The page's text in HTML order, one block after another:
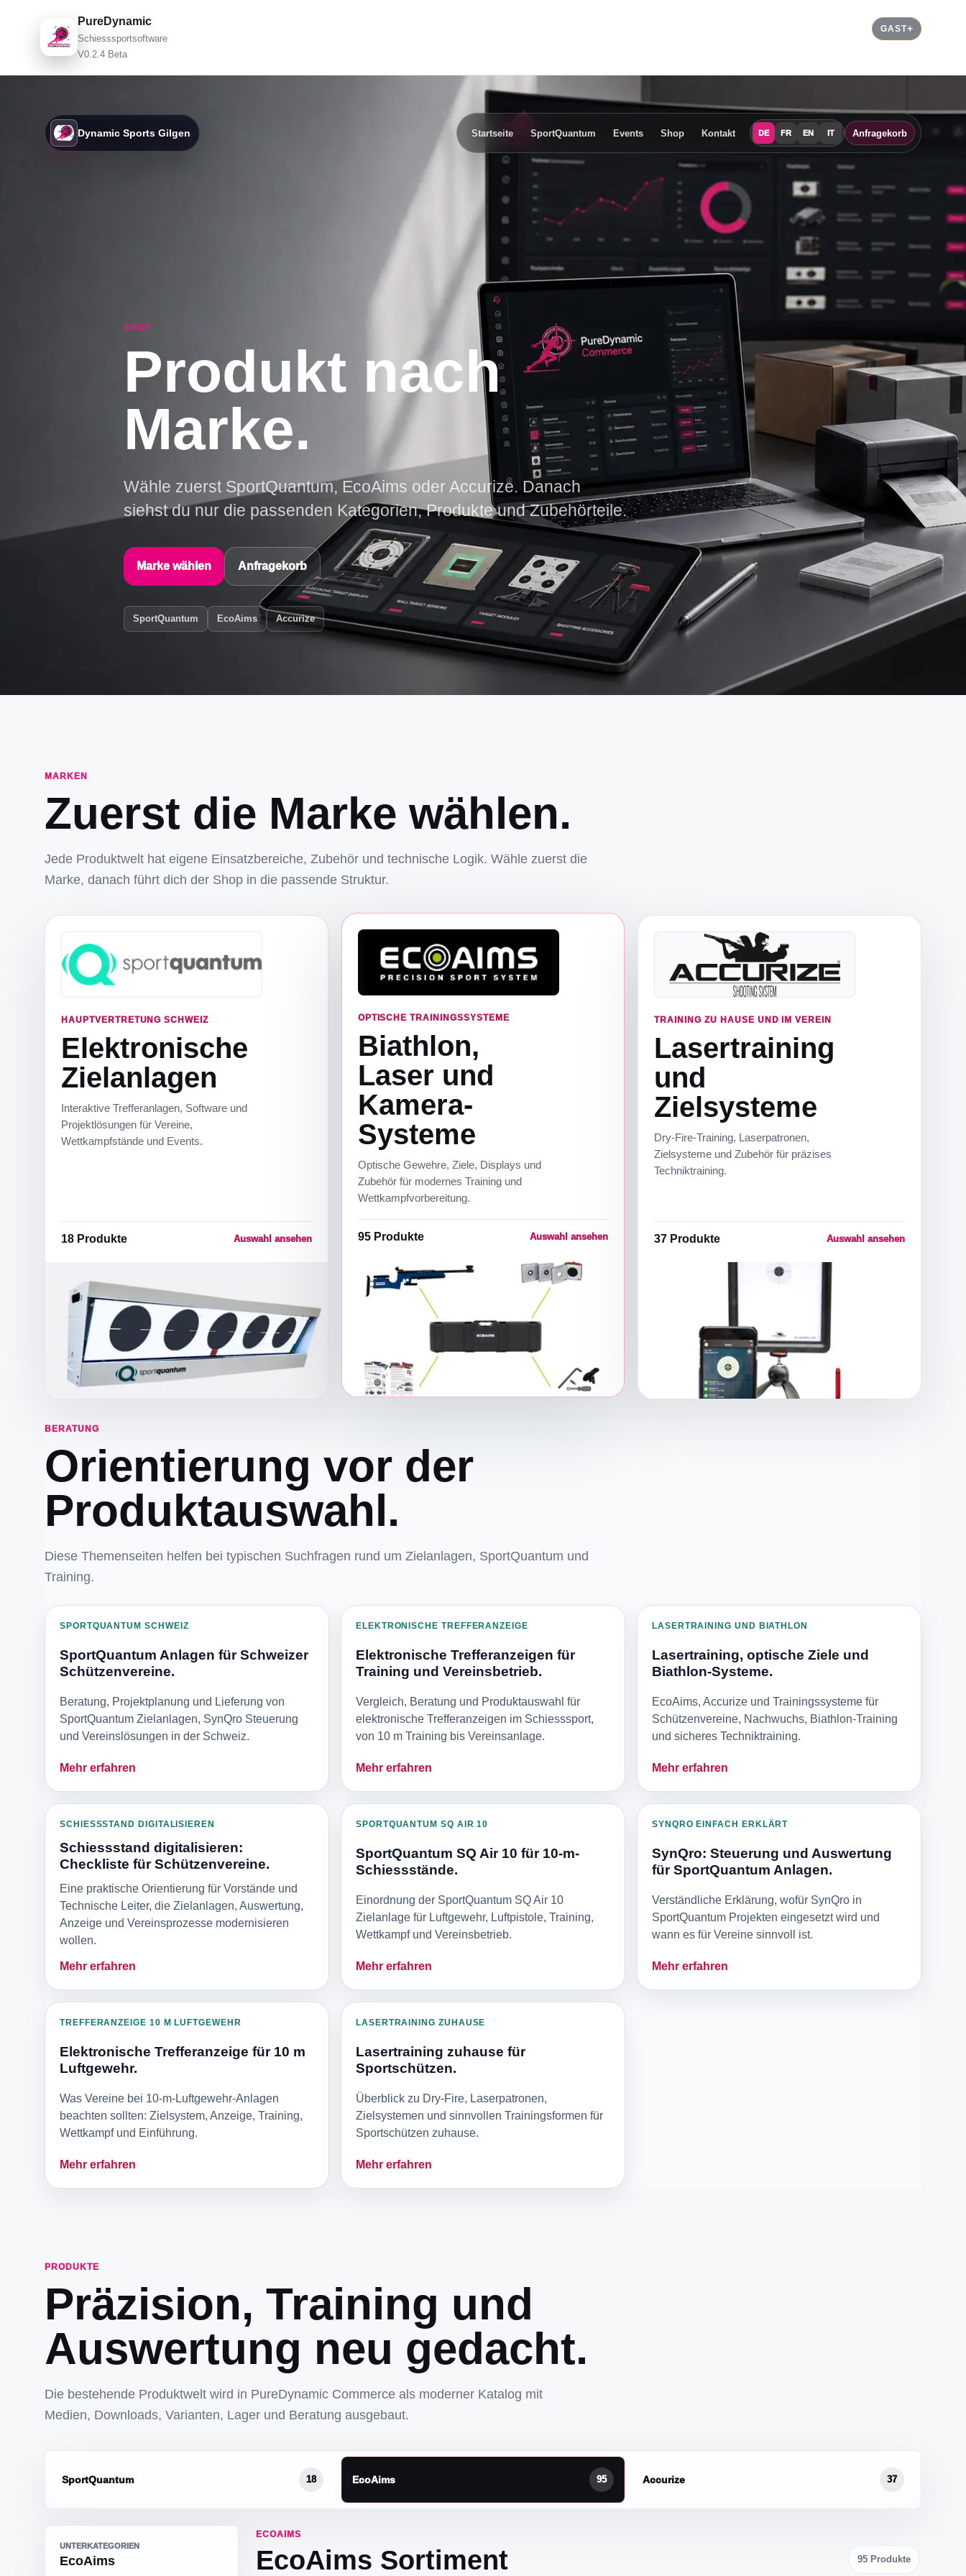
PureDynamic
Schiesssportsoftware
V0.2.4 Beta
GAST
Dynamic Sports Gilgen Startseite SportQuantum Events Shop Kontakt DE FR EN IT Anfragekorb
SHOP
Produkt nach
Marke.
Wähle zuerst SportQuantum, EcoAims oder Accurize. Danach
siehst du nur die passenden Kategorien, Produkte und Zubehörteile.
Marke wählen Anfragekorb
SportQuantum EcoAims Accurize
MARKEN
Zuerst die Marke wählen.
Jede Produktwelt hat eigene Einsatzbereiche, Zubehör und technische Logik. Wähle zuerst die
Marke, danach führt dich der Shop in die passende Struktur.
HAUPTVERTRETUNG SCHWEIZ
Elektronische
Zielanlagen
Interaktive Trefferanlagen, Software und
Projektlösungen für Vereine,
Wettkampfstände und Events.
18 Produkte Auswahl ansehen
OPTISCHE TRAININGSSYSTEME
Biathlon,
Laser und
Kamera-
Systeme
Optische Gewehre, Ziele, Displays und
Zubehör für modernes Training und
Wettkampfvorbereitung.
95Produkte Auswahl ansehen
TRAINING ZU HAUSE UND IM VEREIN
Lasertraining
und
Zielsysteme
Dry-Fire-Training, Laserpatronen,
Zielsysteme und Zubehör für präzises
Techniktraining.
37 Produkte Auswahl ansehen
BERATUNG
Orientierung vor der
Produktauswahl.
Diese Themenseiten helfen bei typischen Suchfragen rund um Zielanlagen, SportQuantum und
Training.
SPORTQUANTUM SCHWEIZ
SportQuantum Anlagen für Schweizer
Schützenvereine.
Beratung, Projektplanung und Lieferung von
SportQuantum Zielanlagen, SynQro Steuerung
und Vereinslösungen in der Schweiz.
Mehr erfahren
ELEKTRONISCHE TREFFERANZEIGE
Elektronische Trefferanzeigen für
Training und Vereinsbetrieb.
Vergleich, Beratung und Produktauswahl für
elektronische Trefferanzeigen im Schiesssport,
von 10 m Training bis Vereinsanlage.
Mehr erfahren
LASERTRAINING UND BIATHLON
Lasertraining, optische Ziele und
Biathlon-Systeme.
EcoAims, Accurize und Trainingssysteme für
Schützenvereine, Nachwuchs, Biathlon-Training
und sicheres Techniktraining.
Mehr erfahren
SCHIESSSTAND DIGITALISIEREN
Schiessstand digitalisieren:
Checkliste für Schützenvereine.
Eine praktische Orientierung für Vorstände und
Technische Leiter, die Zielanlagen, Auswertung,
Anzeige und Vereinsprozesse modernisieren
wollen.
Mehr erfahren
SPORTQUANTUM SQ AIR 10
SportQuantum SQ Air 10 für 10-m-
Schiessstände.
Einordnung der SportQuantum SQ Air 10
Zielanlage für Luftgewehr, Luftpistole, Training,
Wettkampf und Vereinsbetrieb.
Mehr erfahren
SYNQRO EINFACH ERKLÄRT
SynQro: Steuerung und Auswertung
für SportQuantum Anlagen.
Verständliche Erklärung, wofür SynQro in
SportQuantum Projekten eingesetzt wird und
wann es für Vereine sinnvoll ist.
Mehr erfahren
TREFFERANZEIGE 10 M LUFTGEWEHR
Elektronische Trefferanzeige für 10 m
Luftgewehr.
Was Vereine bei 10-m-Luftgewehr-Anlagen
beachten sollten: Zielsystem, Anzeige, Training,
Wettkampf und Einführung.
Mehr erfahren
LASERTRAINING ZUHAUSE
Lasertraining zuhause für
Sportschützen.
Überblick zu Dry-Fire, Laserpatronen,
Zielsystemen und sinnvollen Trainingsformen für
Sportschützen zuhause.
Mehr erfahren
PRODUKTE
Präzision, Training und
Auswertung neu gedacht.
Die bestehende Produktwelt wird in PureDynamic Commerce als moderner Katalog mit
Medien, Downloads, Varianten, Lager und Beratung ausgebaut.
SportQuantum 18 EcoAims 95 Accurize 37
UNTERKATEGORIEN
EcoAims
ECOAIMS
EcoAims Sortiment 95 Produkte